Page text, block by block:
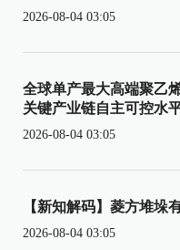
2026-08-04 03:05
全球单产最大高端聚乙
关键产业链自主可控水
2026-08-04 03:05
【新知解码】菱方堆垛
2026-08-04 03:05